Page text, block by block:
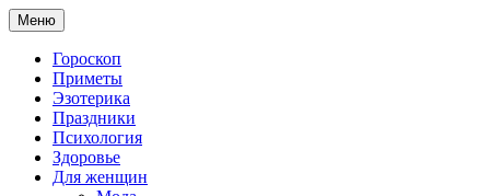
Меню
Гороскоп
Приметы
Эзотерика
Праздники
Психология
Здоровье
Для женщин